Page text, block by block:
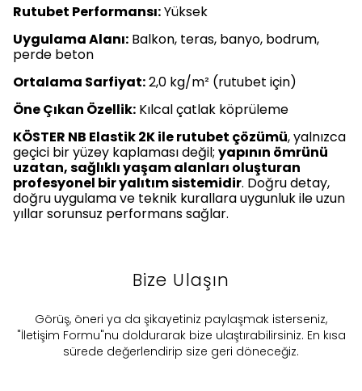
Rutubet Performansı:Yüksek
Uygulama Alanı: Balkon, teras, banyo, bodrum,
perde beton
Ortalama Sarfiyat:2,0 kg/m² (rutubet için)
Öne Çıkan Özellik: Kılcal çatlak köprüleme
KÖSTER NB Elastik 2K ile rutubet çözümü, yalnızca
geçici bir yüzey kaplaması değil; yapının ömrünü
uzatan, sağlıklı yaşam alanları oluşturan
profesyonel bir yalıtım sistemidir. Doğru detay,
doğru uygulama ve teknik kurallara uygunluk ile uzun
yıllar sorunsuz performans sağlar.
Bize Ulaşın
​Görüş, öneri ya da şikayetiniz paylaşmak isterseniz,
"İletişim Formu"nu doldurarak bize ulaştırabilirsiniz. En kısa
sürede değerlendirip size geri döneceğiz.